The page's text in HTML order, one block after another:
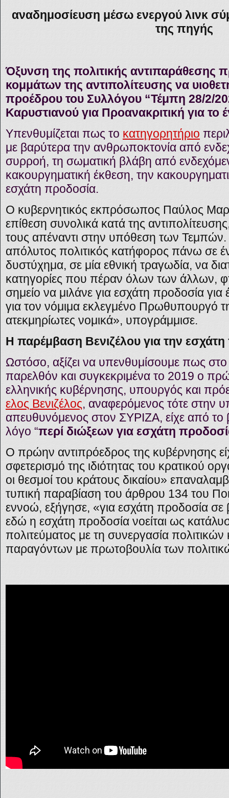
αναδημοσίευση μέσω ενεργού λινκ
της πηγής
Όξυνση της πολιτικής αντιπαράθεσης
κομμάτων της αντιπολίτευσης να
προέδρου του Συλλόγου “Τέμπη 28/2/
Καρυστιανού για Προανακριτική για
Υπενθυμίζεται πως το κατηγορητήριο
με βαρύτερα την ανθρωποκτονία από
συρροή, τη σωματική βλάβη από
κακουργηματική έκθεση, την
εσχάτη προδοσία.
Ο κυβερνητικός εκπρόσωπος Παύλος
επίθεση συνολικά κατά της
τους απέναντι στην υπόθεση των Τεμπών.
απόλυτος πολιτικός κατήφορος πάνω σε
δυστύχημα, σε μία εθνική τραγωδία, να
κατηγορίες που πέραν όλων των άλλων,
σημείο να μιλάνε για εσχάτη προδοσία
για τον νόμιμα εκλεγμένο Πρωθυπουργό
ατεκμηρίωτες νομικά», υπογράμμισε.
Η παρέμβαση Βενιζέλου για την
Ωστόσο, αξίζει να υπενθυμίσουμε πως
παρελθόν και συγκεκριμένα το 2019 ο
ελληνικής κυβέρνησης, υπουργός και
ελος Βενιζέλος, αναφερόμενος τότε στην
απευθυνόμενος στον ΣΥΡΙΖΑ, είχε από το
λόγο “περί διώξεων για εσχάτη
Ο πρώην αντιπρόεδρος της κυβέρνησης
σφετερισμό της ιδιότητας του κρατικού
οι θεσμοί του κράτους δικαίου»
τυπική παραβίαση του άρθρου 134 του
εννοώ, εξήγησε, «για εσχάτη προδοσία
εδώ η εσχάτη προδοσία νοείται ως
πολιτεύματος με τη συνεργασία πολιτικών
παραγόντων με πρωτοβουλία των